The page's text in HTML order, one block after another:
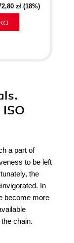
zł (18%)
a part of
to be left
the
In
become more
chain.